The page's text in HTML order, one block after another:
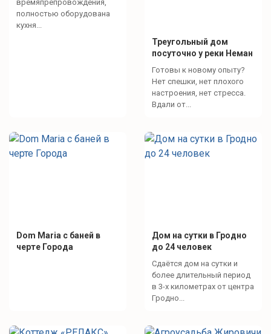
Батут
Парк развлечений Джунгли Парк (12 км)
Достопримечательности
времяпрепровождения,
полностью оборудована
кухня...
Треугольный дом
посуточно у реки Неман
Готовы к новому опыту?
Нет спешки, нет плохого
настроения, нет стресса.
Вдали от...
Dom Maria с баней в
черте Города
Дом на сутки в Гродно
до 24 человек
Сдаётся дом на сутки и
более длительный период
в 3-х километрах от центра
Гродно...